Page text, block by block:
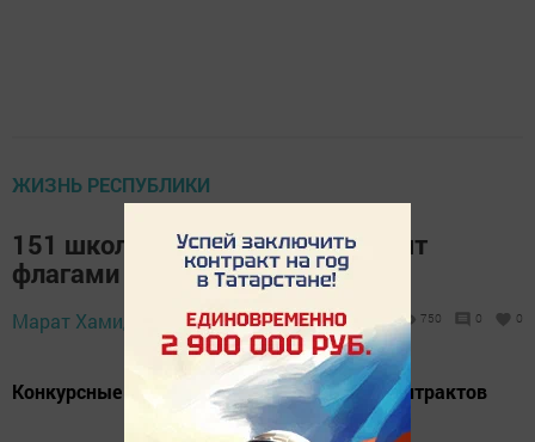
ЖИЗНЬ РЕСПУБЛИКИ
151 школу в Татарстане оснастят
флагами на 11,4 млн рублей
Марат Хамидуллин, 15 июля 2023 - 10:40 750 0 0
Конкурсные условия снизили стоимость контрактов